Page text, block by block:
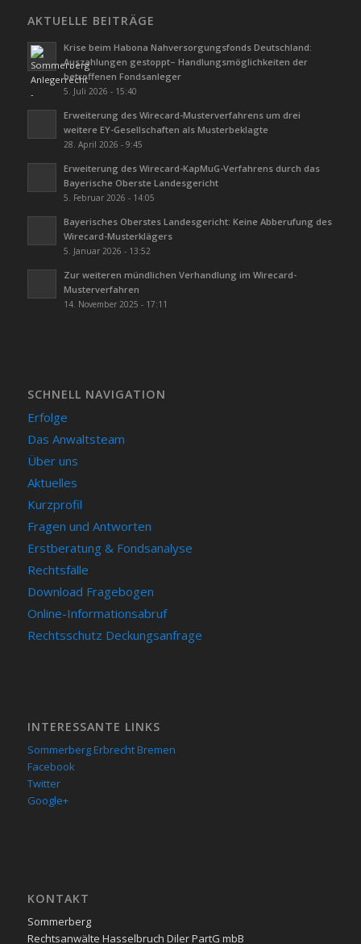
AKTUELLE BEITRÄGE
Krise beim Habona Nahversorgungsfonds Deutschland:
Auszahlungen gestoppt– Handlungsmöglichkeiten der
betroffenen Fondsanleger
5. Juli 2026 - 15:40
Erweiterung des Wirecard-Musterverfahrens um drei
weitere EY-Gesellschaften als Musterbeklagte
28. April 2026 - 9:45
Erweiterung des Wirecard-KapMuG-Verfahrens durch das
Bayerische Oberste Landesgericht
5. Februar 2026 - 14:05
Bayerisches Oberstes Landesgericht: Keine Abberufung des
Wirecard-Musterklägers
5. Januar 2026 - 13:52
Zur weiteren mündlichen Verhandlung im Wirecard-
Musterverfahren
14. November 2025 - 17:11
SCHNELL NAVIGATION
Erfolge
Das Anwaltsteam
Über uns
Aktuelles
Kurzprofil
Fragen und Antworten
Erstberatung & Fondsanalyse
Rechtsfälle
Download Fragebogen
Online-Informationsabruf
Rechtsschutz Deckungsanfrage
INTERESSANTE LINKS
Sommerberg Erbrecht Bremen
Facebook
Twitter
Google+
KON­TAKT
Sommerberg
Rechtsanwälte Hasselbruch Diler PartG mbB